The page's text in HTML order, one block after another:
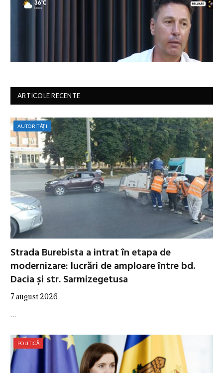
ARTICOLE RECENTE
AUTORITĂȚI
Strada Burebista a intrat în etapa de
modernizare: lucrări de amploare între bd.
Dacia și str. Sarmizegetusa
7 august 2026
…
POLITICĂ